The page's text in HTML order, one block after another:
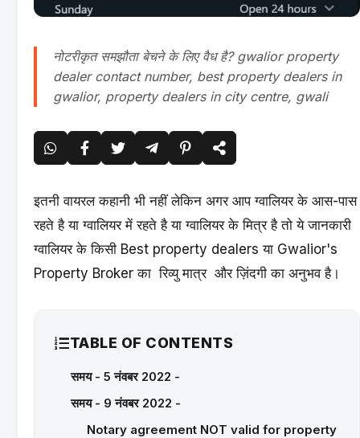
नोटरीकृत समझौता बेचने के लिए वैध है? gwalior property
dealer contact number, best property dealers in
gwalior, property dealers in city centre, gwali
इतनी वायरल कहानी भी नहीं लेकिन अगर आप ग्वालियर के आस-पास
रहते है या ग्वालियर में रहते है या ग्वालियर के मित्र है तो ये जानकारी
ग्वालियर के किसी Best property dealers या Gwalior's
Property Broker का रिव्यु मात्र और ज़िंदगी का अनुभव है।
TABLE OF CONTENTS
समय - 5 नंवबर 2022 -
समय - 9 नंवबर 2022 -
Notary agreement NOT valid for property